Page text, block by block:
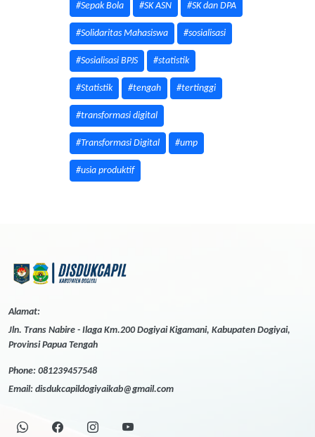
#Sepak Bola #SK ASN #SK dan DPA
#Solidaritas Mahasiswa #sosialisasi
#Sosialisasi BPJS #statistik
#Statistik #tengah #tertinggi
#transformasi digital
#Transformasi Digital #ump
#usia produktif
Alamat:
Jln. Trans Nabire - Ilaga Km.200 Dogiyai Kigamani, Kabupaten Dogiyai,
Provinsi Papua Tengah
Phone: 081239457548
Email: disdukcapildogiyaikab@gmail.com